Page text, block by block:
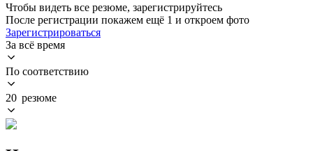
Чтобы видеть все резюме, зарегистрируйтесь
После регистрации покажем ещё 1 и откроем фото
Зарегистрироваться
За всё время
По соответствию
20 резюме